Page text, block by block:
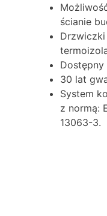
ścianie
Drzwiczki
30 lat
System
z normą:
13063-3.